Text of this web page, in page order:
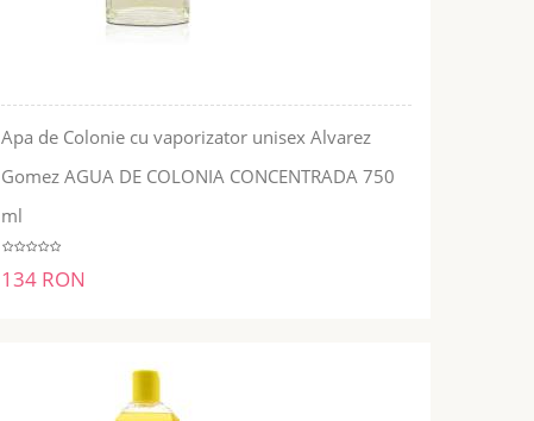
Apa de Colonie cu vaporizator unisex Alvarez
Gomez AGUA DE COLONIA CONCENTRADA 750
ml
134 RON